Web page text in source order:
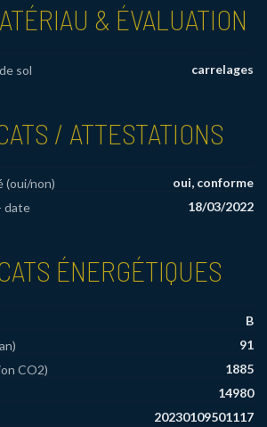
& ÉVALUATION
sol carrelages
/ ATTESTATIONS
(oui/non)
oui, conforme
date
18/03/2022
ÉNERGÉTIQUES
B
91
CO2)
1885
14980
‭20230109501117‬